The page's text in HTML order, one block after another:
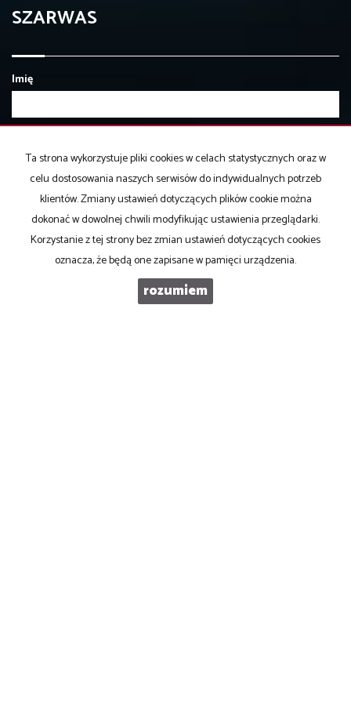
SZARWAS
Imię
Telefon komórkowy
Kod zabezpieczający
Ta strona wykorzystuje pliki cookies w celach statystycznych oraz w
celu dostosowania naszych serwisów do indywidualnych potrzeb
klientów. Zmiany ustawień dotyczących plików cookie można
dokonać w dowolnej chwili modyfikując ustawienia przeglądarki.
Korzystanie z tej strony bez zmian ustawień dotyczących cookies
oznacza, że będą one zapisane w pamięci urządzenia.
rozumiem